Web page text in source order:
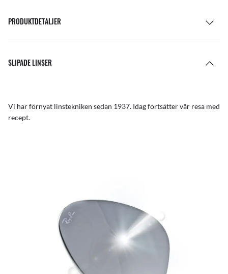
PRODUKTDETALJER
SLIPADE LINSER
Vi har förnyat linstekniken sedan 1937. Idag fortsätter vår resa med
recept.